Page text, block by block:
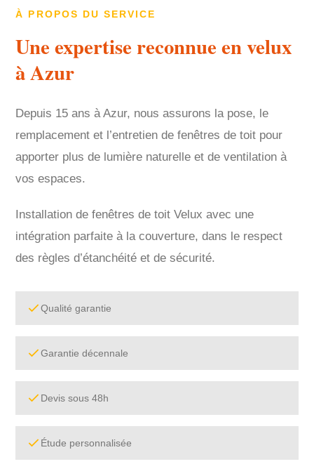
À PROPOS DU SERVICE
Une expertise reconnue en velux
à Azur
Depuis 15 ans à Azur, nous assurons la pose, le
remplacement et l’entretien de fenêtres de toit pour
apporter plus de lumière naturelle et de ventilation à
vos espaces.
Installation de fenêtres de toit Velux avec une
intégration parfaite à la couverture, dans le respect
des règles d’étanchéité et de sécurité.
Qualité garantie
Garantie décennale
Devis sous 48h
Étude personnalisée